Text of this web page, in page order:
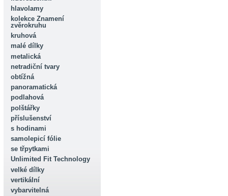
hlavolamy
kolekce Znamení
zvěrokruhu
kruhová
malé dílky
metalická
netradiční tvary
obtížná
panoramatická
podlahová
polštářky
příslušenství
s hodinami
samolepicí fólie
se třpytkami
Unlimited Fit Technology
velké dílky
vertikální
vybarvitelná